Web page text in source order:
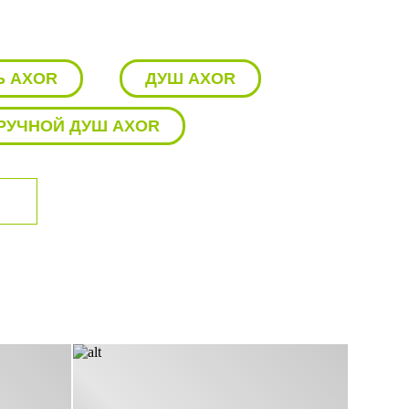
комфорт и
как дождь,
испытания на
и
ДУШ AXOR
ДУШ AXOR
КУХНИ AXOR
ДЛЯ РАКОВИНЫ AXOR